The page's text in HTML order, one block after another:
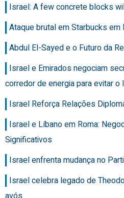
Israel: A few concrete blocks
Ataque brutal em Starbucks em
Abdul El-Sayed e o Futuro da
Israel e Emirados negociam
corredor de energia para evitar o
Israel Reforça Relações
Israel e Líbano em Roma:
Significativos
Israel enfrenta mudança no
Israel celebra legado de